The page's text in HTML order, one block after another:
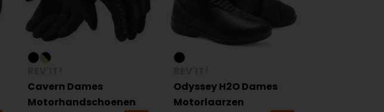
Cavern Dames
Motorhandschoenen
Odyssey H2O Dames
Motorlaarzen